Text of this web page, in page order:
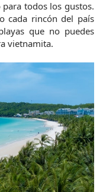
cada rincón del país
que no puedes
vietnamita.